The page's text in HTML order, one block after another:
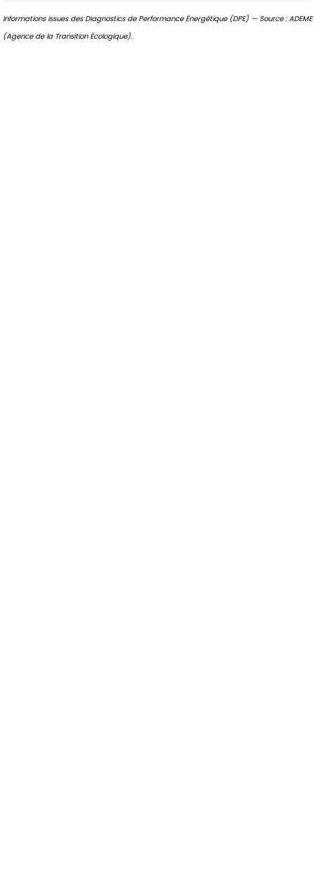
Informations issues des Diagnostics de Performance Énergétique (DPE) — Source : ADEME
(Agence de la Transition Écologique).